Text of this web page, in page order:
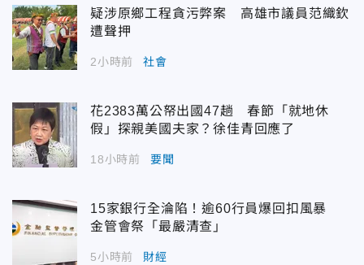
疑涉原鄉工程貪污弊案 高雄市議員范織欽
遭聲押
2小時前 社會
花2383萬公帑出國47趟 春節「就地休
假」探親美國夫家？徐佳青回應了
18小時前 要聞
15家銀行全淪陷！逾60行員爆回扣風暴
金管會祭「最嚴清查」
5小時前 財經